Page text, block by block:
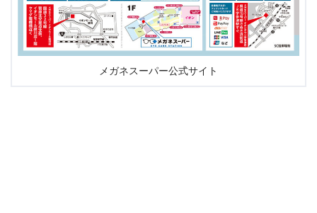
メガネスーパー公式サイト